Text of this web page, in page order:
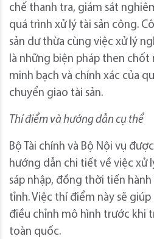
chế thanh tra, giám sát
quá trình xử lý tài sản công.
sản dư thừa cùng việc xử lý
là những biện pháp then chốt
minh bạch và chính xác của
chuyển giao tài sản.
Thí điểm và hướng dẫn cụ thể
Bộ Tài chính và Bộ Nội vụ
hướng dẫn chi tiết về việc xử
sáp nhập, đồng thời tiến
tỉnh. Việc thí điểm này sẽ
điều chỉnh mô hình trước khi
toàn quốc.